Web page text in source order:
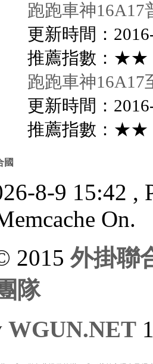
跑跑車神16A17
更新時間：
推薦指數：★★
跑跑車神16A17
更新時間：
推薦指數：★★
國
8-9 15:42 ,
On.
2015外掛聯
隊
WGUN.NET